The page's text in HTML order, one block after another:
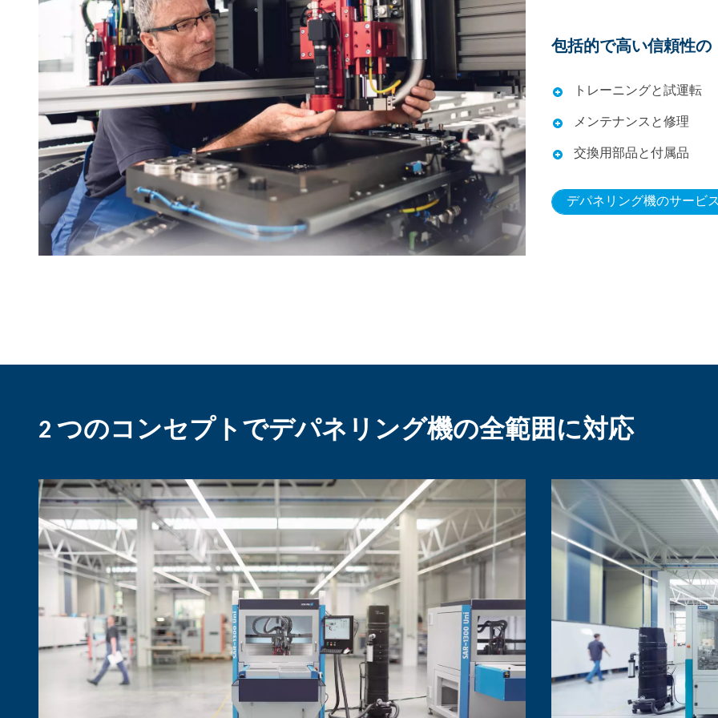
包括的で高い信頼性の
トレーニングと試運転
メンテナンスと修理
交換用部品と付属品
デパネリング機のサービ
2 つのコンセプトでデパネリング機の全範囲に対応